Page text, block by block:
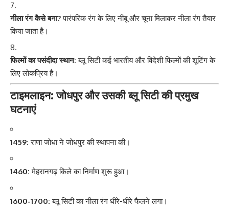
नीला रंग कैसे बना?पारंपरिक रंग के लिए नींबू और चूना मिलाकर नीला रंग तैयार
किया जाता है।
फिल्मों का पसंदीदा स्थान: ब्लू सिटी कई भारतीय और विदेशी फिल्मों की शूटिंग के
लिए लोकप्रिय है।
टाइमलाइन: जोधपुर और उसकी ब्लू सिटी की प्रमुख
घटनाएं
1459: राणा जोधा ने जोधपुर की स्थापना की।
1460: मेहरानगढ़ किले का निर्माण शुरू हुआ।
1600-1700: ब्लू सिटी का नीला रंग धीरे-धीरे फैलने लगा।